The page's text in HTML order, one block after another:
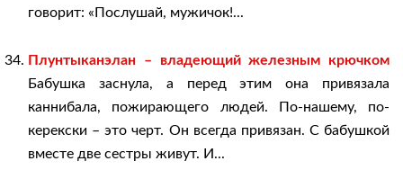
говорит: «Послушай, мужичок!...
Плунтыканэлан – владеющий железным крючком
Бабушка заснула, а перед этим она привязала
каннибала, пожирающего людей. По-нашему, по-
керекски – это черт. Он всегда привязан. С бабушкой
вместе две сестры живут. И...